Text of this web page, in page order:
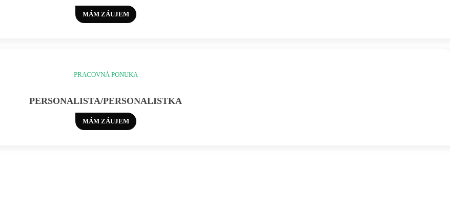
MÁM ZÁUJEM
PRACOVNÁ PONUKA
PERSONALISTA/PERSONALISTKA
MÁM ZÁUJEM